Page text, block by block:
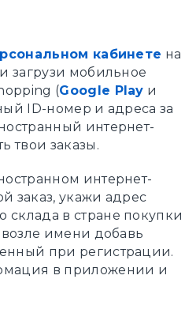
кабинете на
загрузи мобильное
(Google Play и
ID-номер и адреса за
интернет-
твои заказы.
интернет-
заказ, укажи адрес
в стране покупки
имени добавь
при регистрации.
в приложении и